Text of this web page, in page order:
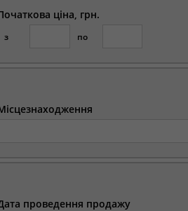
ціна, грн.
з по
проведення продажу